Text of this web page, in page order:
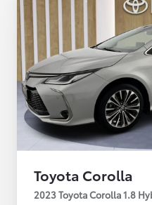
Toyota Corolla
2023 Toyota Corolla 1.8